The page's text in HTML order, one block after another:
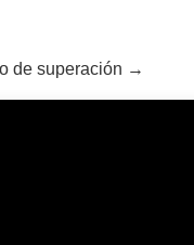
de superación →